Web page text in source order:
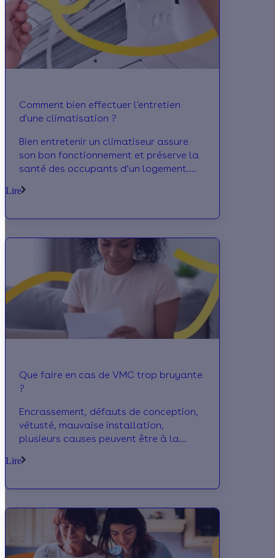
Comment bien effectuer l'entretien
d'une climatisation ?
Bien entretenir un climatiseur assure
son bon fonctionnement et préserve la
santé des occupants d’un logement.
votre climatisation, mais ne savez pas
comment vous y prendre ? Calculeo
vous apporte quelques éléments
Lire
Que faire en cas de VMC trop bruyante
?
Encrassement, défauts de conception,
vétusté, mauvaise installation,
plusieurs causes peuvent être à la
généralement sans danger.
Lire